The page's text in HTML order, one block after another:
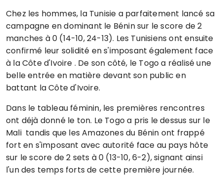
Chez les hommes, la Tunisie a parfaitement lancé sa
campagne en dominant le Béninsur le score de 2
manches à 0 (14-10, 24-13). Les Tunisiens ont ensuite
confirmé leur solidité en s'imposant également face
à laCôte d'Ivoire . De son côté, le Togoa réalisé une
belle entrée en matière devant son public en
battant la Côte d'Ivoire.
Dans le tableau féminin, les premières rencontres
ont déjà donné le ton. Le Togoa pris le dessus sur le
Malitandis que les Amazones du Bénin ont frappé
fort en s'imposant avec autorité face au pays hôte
sur le score de 2 sets à 0 (13-10, 6-2), signant ainsi
l'un des temps forts de cette première journée.